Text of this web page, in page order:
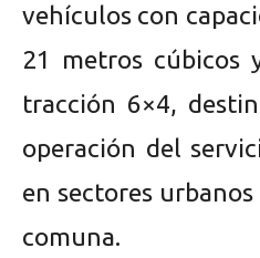
vehículos con
21 metros cúbicos
tracción 6×4,
operación del
en sectores
comuna.